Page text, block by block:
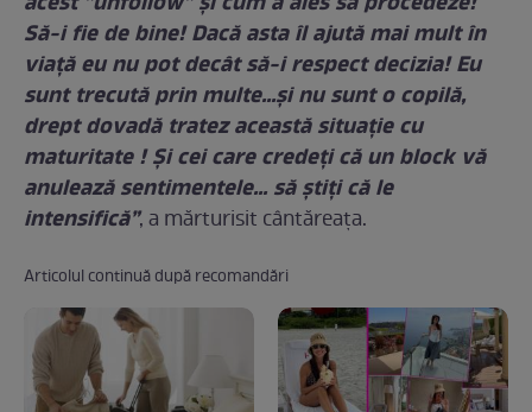
Să-i fie de bine! Dacă asta îl ajută mai mult în
viață eu nu pot decât să-i respect decizia! Eu
sunt trecută prin multe...și nu sunt o copilă,
drept dovadă tratez această situație cu
maturitate ! Și cei care credeți că un block vă
anulează sentimentele... să știți că le
intensifică”, a mărturisit cântăreața.
Articolul continuă după recomandări